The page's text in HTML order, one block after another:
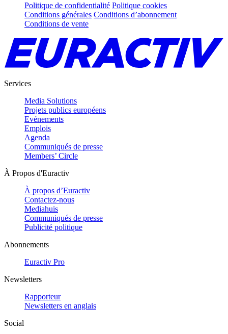
Politique de confidentialité Politique cookies
Conditions générales Conditions d’abonnement
Conditions de vente
Services
Media Solutions
Projets publics européens
Evénements
Emplois
Agenda
Communiqués de presse
Members’ Circle
À Propos d'Euractiv
À propos d’Euractiv
Contactez-nous
Mediahuis
Communiqués de presse
Publicité politique
Abonnements
Euractiv Pro
Newsletters
Rapporteur
Newsletters en anglais
Social